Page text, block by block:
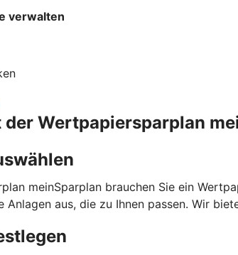
verwalten
Wertpapiersparplan
meinSparplan brauchen Sie ein
Anlagen aus, die zu Ihnen passen. Wir